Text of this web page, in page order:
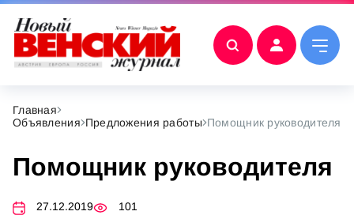
Главная
Объявления Предложения работы Помощник руководителя
Помощник руководителя
27.12.2019 101